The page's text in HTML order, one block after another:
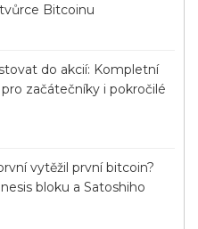
Bitcoinu
do akcií: Kompletní
začátečníky i pokročilé
vytěžil první bitcoin?
bloku a Satoshiho